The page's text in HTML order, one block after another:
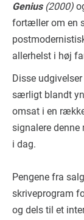
Genius(2000)
fortæller om en
allerhelst i høj
Disse
særligt blandt
omsat i en
signalere
i dag.
Pengene fra
skriveprogram
og dels til et